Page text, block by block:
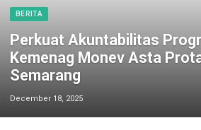
BERITA
Perkuat Akuntabilitas
Kemenag Monev Asta
Semarang
December 18, 2025